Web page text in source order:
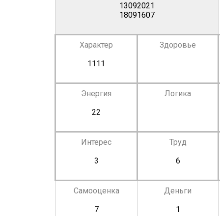
13092021
18091607
Характер
1111
Здоровье
Энергия
22
Логика
Интерес
3
Труд
6
Самооценка
7
Деньги
1